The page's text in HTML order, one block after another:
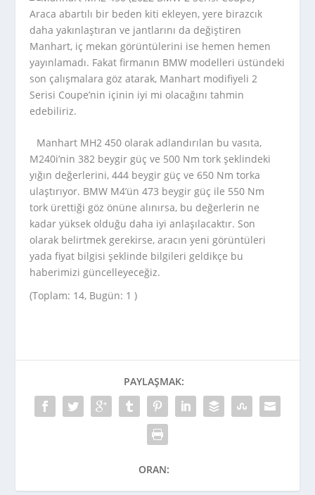
Araca abartılı bir beden kiti ekleyen, yere birazcık
daha yakınlaştıran ve jantlarını da değiştiren
Manhart, iç mekan görüntülerini ise hemen hemen
yayınlamadı. Fakat firmanın BMW modelleri üstündeki
son çalışmalara göz atarak, Manhart modifiyeli 2
Serisi Coupe’nin içinin iyi mi olacağını tahmin
edebiliriz.
Manhart MH2 450 olarak adlandırılan bu vasıta,
M240i’nin 382 beygir güç ve 500 Nm tork şeklindeki
yığın değerlerini, 444 beygir güç ve 650 Nm torka
ulaştırıyor. BMW M4’ün 473 beygir güç ile 550 Nm
tork ürettiği göz önüne alınırsa, bu değerlerin ne
kadar yüksek olduğu daha iyi anlaşılacaktır. Son
olarak belirtmek gerekirse, aracın yeni görüntüleri
yada fiyat bilgisi şeklinde bilgileri geldikçe bu
haberimizi güncelleyeceğiz.
(Toplam: 14, Bugün: 1 )
PAYLAŞMAK:
ORAN: